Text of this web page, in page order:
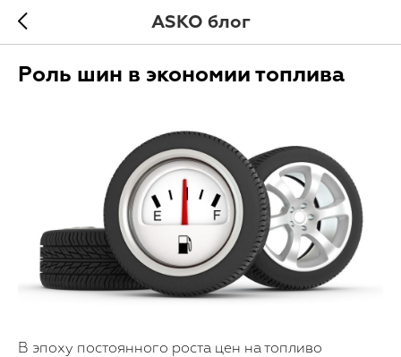
ASKO блог
Роль шин в экономии топлива
В эпоху постоянного роста цен на топливо